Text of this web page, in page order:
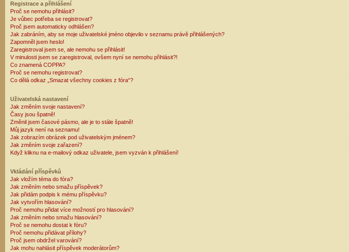
Registrace a přihlášení
Proč se nemohu přihlásit?
Je vůbec potřeba se registrovat?
Proč jsem automaticky odhlášen?
Jak zabráním, aby se moje uživatelské jméno objevilo v seznamu právě přihlášených?
Zapomněl jsem heslo!
Zaregistroval jsem se, ale nemohu se přihlásit!
V minulosti jsem se zaregistroval, ovšem nyní se nemohu přihlásit?!
Co znamená COPPA?
Proč se nemohu registrovat?
Co dělá odkaz „Smazat všechny cookies z fóra“?
Uživatelská nastavení
Jak změním svoje nastavení?
Časy jsou špatně!
Změnil jsem časové pásmo, ale je to stále špatně!
Můj jazyk není na seznamu!
Jak zobrazím obrázek pod uživatelským jménem?
Jak změním svoje zařazení?
Když kliknu na e-mailový odkaz uživatele, jsem vyzván k přihlášení!
Vkládání příspěvků
Jak vložím téma do fóra?
Jak změním nebo smažu příspěvek?
Jak přidám podpis k mému příspěvku?
Jak vytvořím hlasování?
Proč nemohu přidat více možností pro hlasování?
Jak změním nebo smažu hlasování?
Proč se nemohu dostat k fóru?
Proč nemohu přidávat přílohy?
Proč jsem obdržel varování?
Jak mohu nahlásit příspěvek moderátorům?